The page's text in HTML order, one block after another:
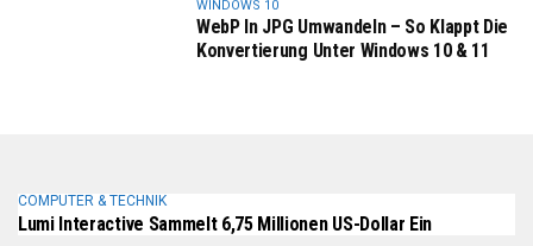
WINDOWS 10
WebP In JPG Umwandeln – So Klappt Die
Konvertierung Unter Windows 10 & 11
COMPUTER & TECHNIK
Lumi Interactive Sammelt 6,75 Millionen US-Dollar Ein